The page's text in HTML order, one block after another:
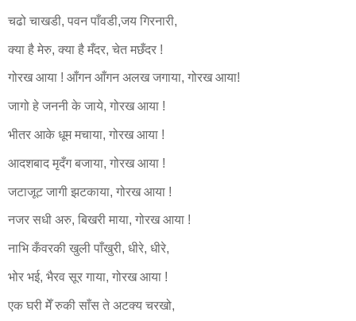
चढो चाखडी, पवन पाँवडी,जय गिरनारी,
क्या है मेरु, क्या है मँदर, चेत मछँदर !
गोरख आया ! आँगन आँगन अलख जगाया, गोरख आया!
जागो हे जननी के जाये, गोरख आया !
भीतर आके धूम मचाया, गोरख आया !
आदशबाद मृदँग बजाया, गोरख आया !
जटाजूट जागी झटकाया, गोरख आया !
नजर सधी अरु, बिखरी माया, गोरख आया !
नाभि कँवरकी खुली पाँखुरी, धीरे, धीरे,
भोर भई, भैरव सूर गाया, गोरख आया !
एक घरी मेँ रुकी साँस ते अटक्य चरखो,